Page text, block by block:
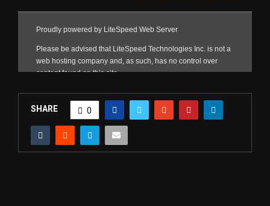
SHARE 0